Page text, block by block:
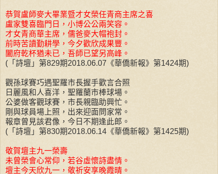
恭賀盧師麥大畢業暨才女榮任青商主席之喜
盧家雙喜臨門日，小博公公兩笑容。
才女青商華主席，儒爸麥大帽袍封。
前時苦讀勤耕學，今夕歡欣成果豐。
闔府乾杯猶未已，吾師已望另高峰。
(「詩壇」第829期2018.06.07《華僑新報》第1424期)
觀孫球賽巧遇聖羅市長握手歡言合照
日麗風和人喜洋，聖羅蘭市棒球場。
公婆做客觀球賽，市長親臨助興忙。
剛與球員場上照，出來迎面問家常。
報章曾見該君像，今日不期逢此郎。
(「詩壇」第830期2018.06.14《華僑新報》第1425期)
敬賀壇主九一榮壽
未曾榮會心常仰，若谷虛懷詩盡情。
壇主今天欣九一，敬祈安享晚霞晴。